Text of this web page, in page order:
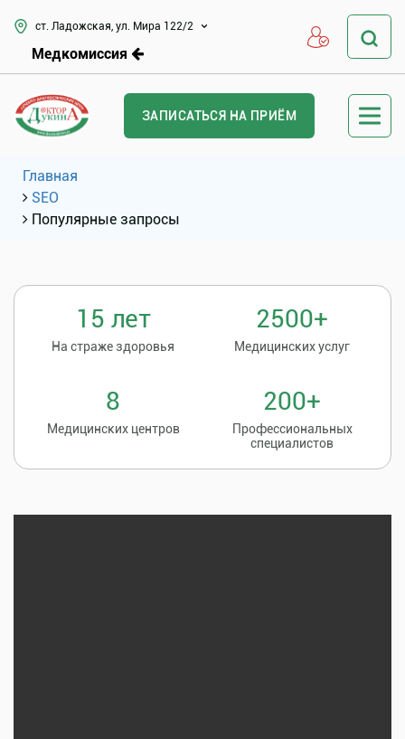
ст. Ладожская, ул. Мира 122/2
Медкомиссия
ЗАПИСАТЬСЯ НА ПРИЁМ
Главная
SEO
Популярные запросы
15 лет
На страже здоровья
2500+
Медицинских услуг
8
Медицинских центров
200+
Профессиональных
специалистов